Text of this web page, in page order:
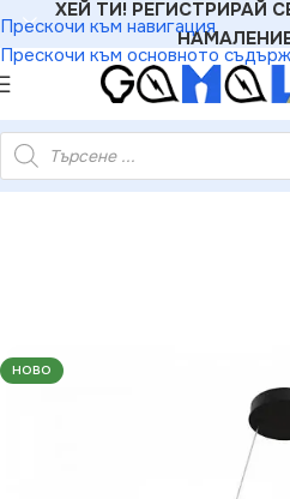
Прескочи към навигация
Прескочи към основното
ХЕЙ ТИ! РЕГИСТРИРАЙ
MOD058PL-L32B4K ЛЕД
НОВО